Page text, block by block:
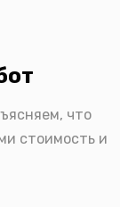
что
стоимость и